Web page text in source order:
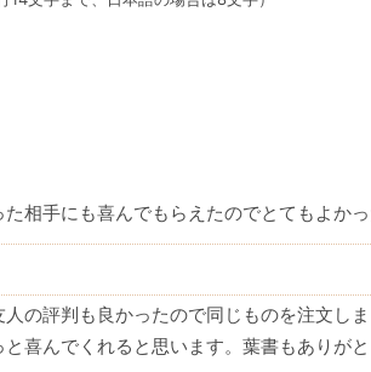
相手にも喜んでもらえたのでとてもよかっ
の評判も良かったので同じものを注文し
喜んでくれると思います。葉書もありがと